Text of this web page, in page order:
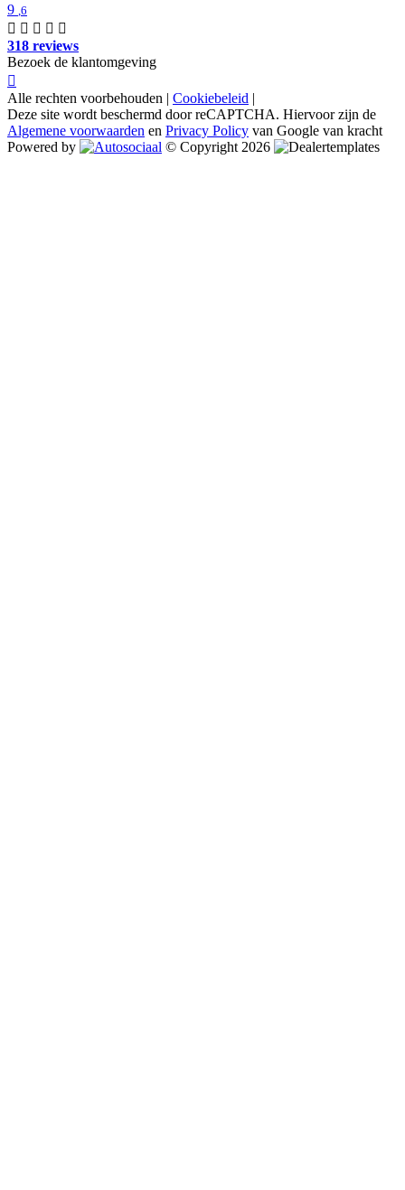
9 ,6
318 reviews
Bezoek de klantomgeving
Alle rechten voorbehouden | Cookiebeleid |
Deze site wordt beschermd door reCAPTCHA. Hiervoor zijn de
Algemene voorwaarden en Privacy Policy van Google van kracht
Powered by
© Copyright 2026